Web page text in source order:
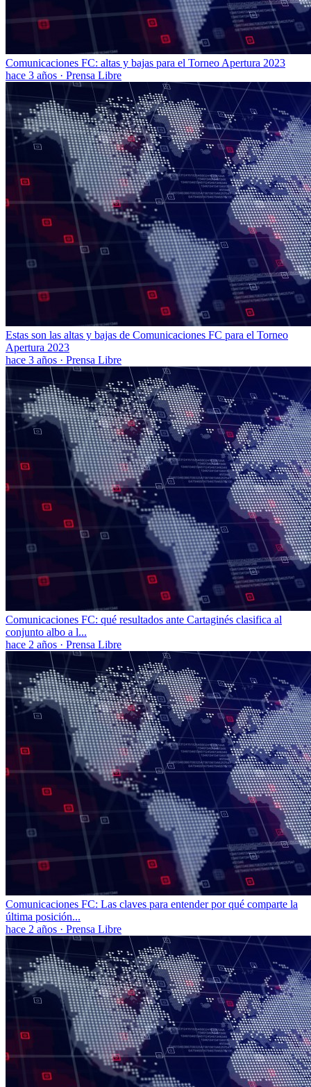
Comunicaciones FC: altas y bajas para el Torneo Apertura 2023
hace 3 años · Prensa Libre
Estas son las altas y bajas de Comunicaciones FC para el Torneo
Apertura 2023
hace 3 años · Prensa Libre
Comunicaciones FC: qué resultados ante Cartaginés clasifica al
conjunto albo a l...
hace 2 años · Prensa Libre
Comunicaciones FC: Las claves para entender por qué comparte la
última posición...
hace 2 años · Prensa Libre